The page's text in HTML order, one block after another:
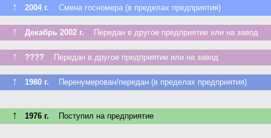
↑ 2004 г. Смена госномера (в пределах предприятия)
↑ Декабрь 2002 г. Передан в другое предприятие или на завод
↑ ???? Передан в другое предприятие или на завод
↑ 1980 г. Перенумерован/передан (в пределах предприятия)
↑ 1976 г. Поступил на предприятие